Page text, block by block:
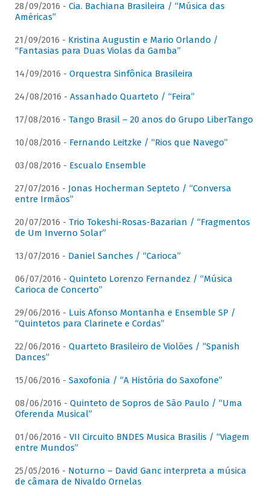
28/09/2016 - Cia. Bachiana Brasileira / “Música das
Américas”
21/09/2016 - Kristina Augustin e Mario Orlando /
“Fantasias para Duas Violas da Gamba”
14/09/2016 - Orquestra Sinfônica Brasileira
24/08/2016 - Assanhado Quarteto / “Feira”
17/08/2016 - Tango Brasil – 20 anos do Grupo LiberTango
10/08/2016 - Fernando Leitzke / “Rios que Navego”
03/08/2016 - Escualo Ensemble
27/07/2016 - Jonas Hocherman Septeto / “Conversa
entre Irmãos”
20/07/2016 - Trio Tokeshi-Rosas-Bazarian / “Fragmentos
de Um Inverno Solar”
13/07/2016 - Daniel Sanches / “Carioca”
06/07/2016 - Quinteto Lorenzo Fernandez / “Música
Carioca de Concerto”
29/06/2016 - Luis Afonso Montanha e Ensemble SP /
“Quintetos para Clarinete e Cordas”
22/06/2016 - Quarteto Brasileiro de Violões / “Spanish
Dances”
15/06/2016 - Saxofonia / “A História do Saxofone”
08/06/2016 - Quinteto de Sopros de São Paulo / “Uma
Oferenda Musical”
01/06/2016 - VII Circuito BNDES Musica Brasilis / “Viagem
entre Mundos”
25/05/2016 - Noturno – David Ganc interpreta a música
de câmara de Nivaldo Ornelas